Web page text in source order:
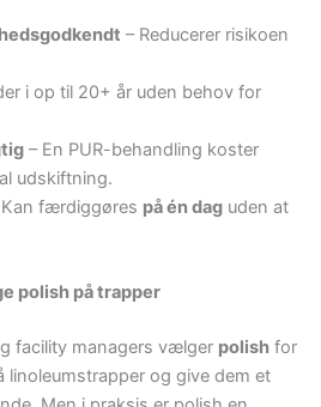
– Reducerer risikoen
i op til 20+ år uden behov for
– En PUR-behandling koster
udskiftning.
Kan færdiggøres på én dag uden at
polish på trapper
facility managers vælger polish for
og give dem et